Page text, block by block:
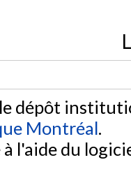
dépôt
Montréal.
l'aide du